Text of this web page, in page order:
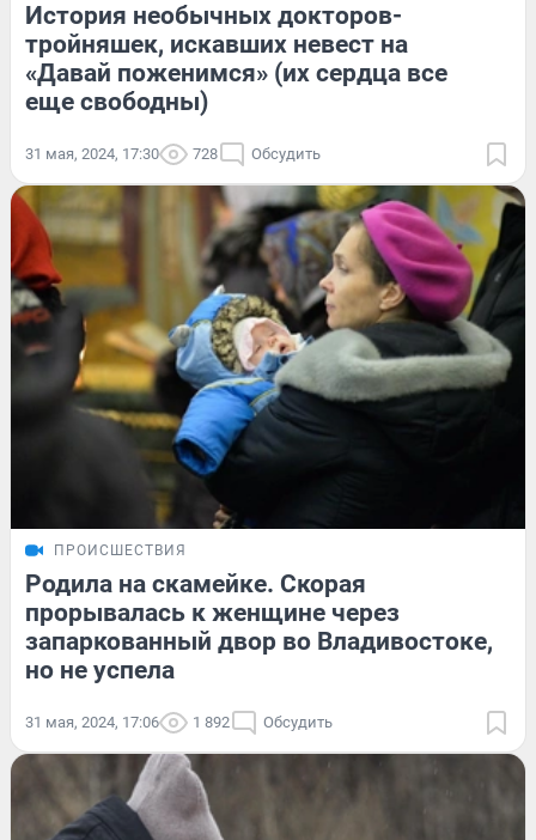
История необычных докторов-
тройняшек, искавших невест на
«Давай поженимся» (их сердца все
еще свободны)
31 мая, 2024, 17:30 728 Обсудить
ПРОИСШЕСТВИЯ
Родила на скамейке. Скорая
прорывалась к женщине через
запаркованный двор во Владивостоке,
но не успела
31 мая, 2024, 17:06 1 892 Обсудить